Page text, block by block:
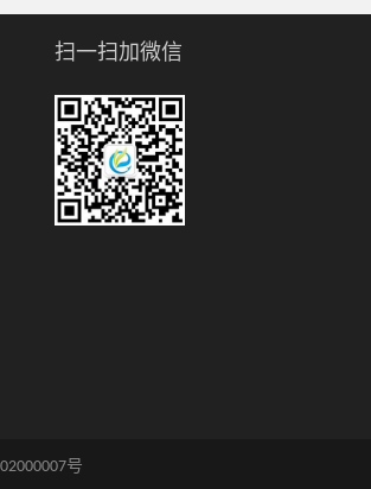
扫一扫加微信
号